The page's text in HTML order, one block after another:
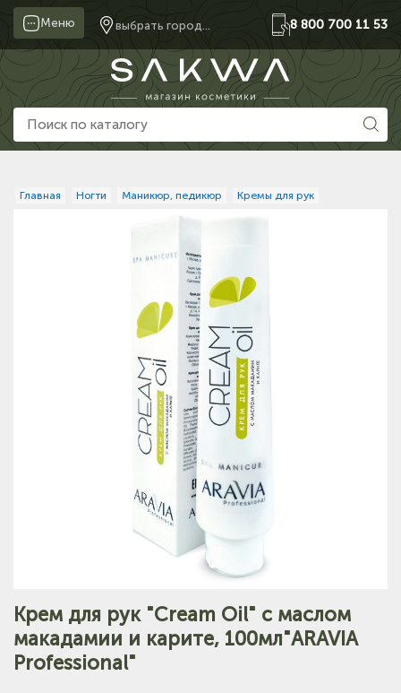
Меню выбрать город... 8 800 700 11 53
Главная Ногти Маникюр, педикюр Кремы для рук
Крем для рук "Cream Oil" с маслом
макадамии и карите, 100мл"ARAVIA
Professional"